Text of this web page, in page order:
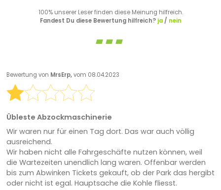
100% unserer Leser finden diese Meinung hilfreich.
Fandest Du diese Bewertung hilfreich? ja/ nein
Bewertung von MrsErp,vom 08.04.2023
Übleste Abzockmaschinerie
Wir waren nur für einen Tag dort. Das war auch völlig
ausreichend.
Wir haben nicht alle Fahrgeschäfte nutzen können, weil
die Wartezeiten unendlich lang waren. Offenbar werden
bis zum Abwinken Tickets gekauft, ob der Park das hergibt
oder nicht ist egal. Hauptsache die Kohle fliesst.